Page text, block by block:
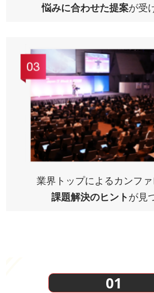
悩みに合わせた提案が受
業界トップによるカンフ
課題解決のヒントが見
01